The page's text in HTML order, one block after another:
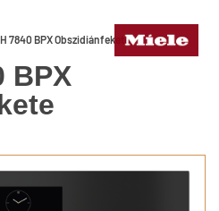
7840 BPX Obszidiánfekete
BPX